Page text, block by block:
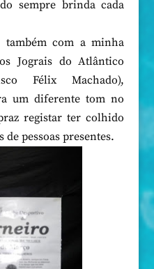
sempre brinda cada
também com a minha
Jograis do Atlântico
Félix Machado),
um diferente tom no
registar ter colhido
pessoas presentes.